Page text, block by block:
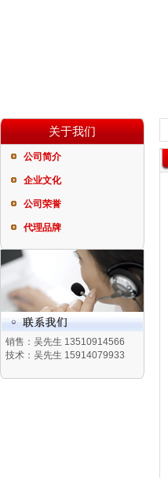
关于我们
公司简介
企业文化
公司荣誉
代理品牌
销售：吴先生 13510914566
技术：吴先生 15914079933